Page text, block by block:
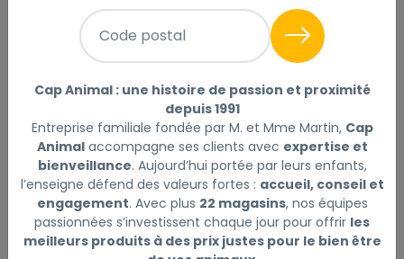
Livraison à domicile (offerte dès
Non disponible en ligne
DescriptionLaisser un avis
Chers amis des chats, qu’il soit câlin, chasseur de
Code postal
Cap Animal : une histoire de passion et proximité
depuis 1991
Entreprise familiale fondée par M. et Mme Martin, Cap
Animalaccompagne ses clients avec expertise et
bienveillance. Aujourd’hui portée par leurs enfants,
l’enseigne défend des valeurs fortes : accueil, conseil et
engagement. Avec plus 22 magasins, nos équipes
passionnées s’investissent chaque jour pour offrir les
meilleurs produits à des prix justes pour le bien être